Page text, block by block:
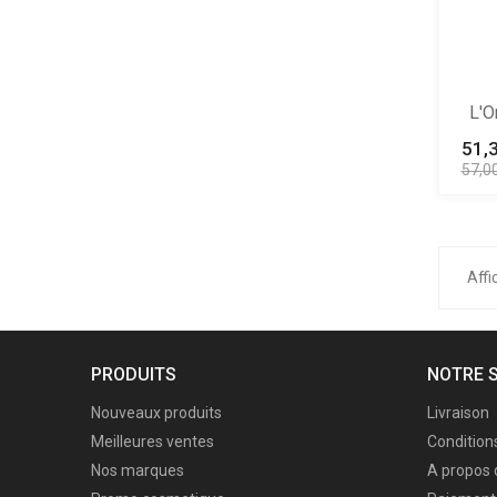
PRODUITS
Nouveaux produits
Meilleures ventes
Nos marques
NOTRE
Livraison
A propos